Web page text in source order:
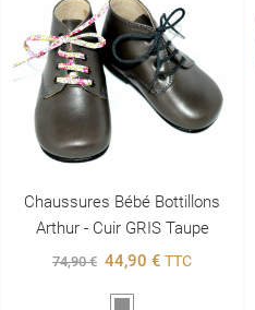
Chaussures Bébé Bottillons
Arthur - Cuir GRIS Taupe
74,90 € 44,90 € TTC